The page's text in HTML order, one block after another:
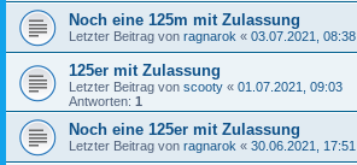
Noch eine 125m mit Zulassung
Letzter Beitrag von ragnarok « 03.07.2021, 08:38
125er mit Zulassung
Letzter Beitrag von scooty « 01.07.2021, 09:03
Antworten: 1
Noch eine 125er mit Zulassung
Letzter Beitrag von ragnarok « 30.06.2021, 17:51